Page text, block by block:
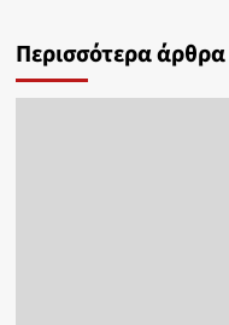
Περισσότερα άρθρα